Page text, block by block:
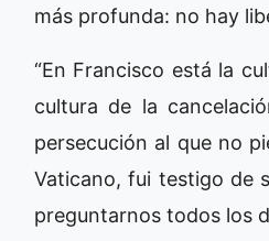
más profunda: no hay
“En Francisco está la
cultura de la
persecución al que no
Vaticano, fui testigo de
preguntarnos todos los